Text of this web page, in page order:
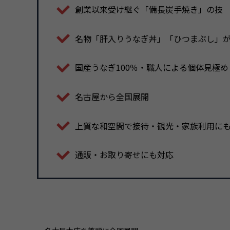
創業以来受け継ぐ「備長炭手焼き」の技
名物「肝入りうなぎ丼」「ひつまぶし」
国産うなぎ100％・職人による個体見極め
名古屋から全国展開
上質な和空間で接待・観光・家族利用に
通販・お取り寄せにも対応